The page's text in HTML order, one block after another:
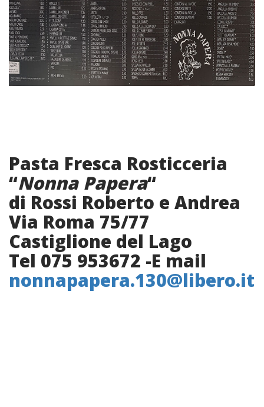
Pasta Fresca Rosticceria
“Nonna Papera“
di Rossi Roberto e Andrea
Via Roma 75/77
Castiglione del Lago
Tel 075 953672 -E mail
nonnapapera.130@libero.it